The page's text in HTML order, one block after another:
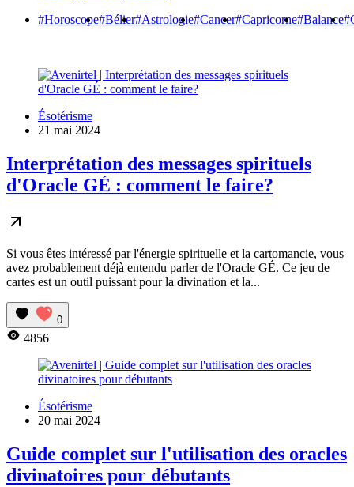
#Horoscope#Bélier#Astrologie#Cancer#Capricorne#Balance
Ésotérisme
21 mai 2024
Interprétation des messages spirituels
d'Oracle GÉ : comment le faire?
Si vous êtes intéressé par l'énergie spirituelle et la cartomancie, vous
avez probablement déjà entendu parler de l'Oracle GÉ. Ce jeu de
cartes est un outil puissant pour la divination et la...
0
4856
Ésotérisme
20 mai 2024
Guide complet sur l'utilisation des oracles
divinatoires pour débutants